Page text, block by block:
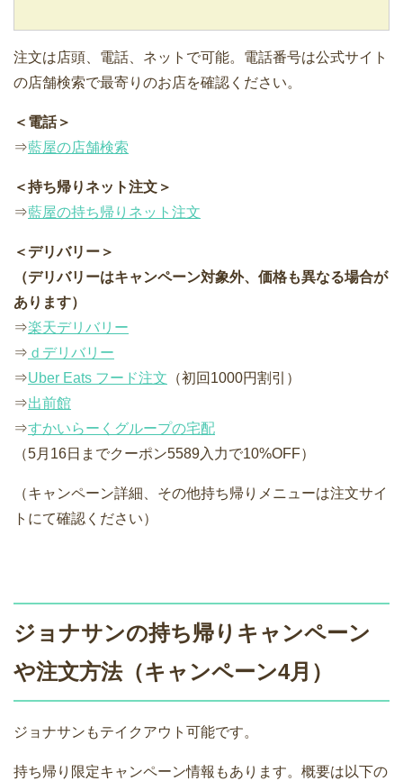
注文は店頭、電話、ネットで可能。電話番号は公式サイト
の店舗検索で最寄りのお店を確認ください。
＜電話＞
⇒藍屋の店舗検索
＜持ち帰りネット注文＞
⇒藍屋の持ち帰りネット注文
＜デリバリー＞
（デリバリーはキャンペーン対象外、価格も異なる場合が
あります）
⇒楽天デリバリー
⇒ ｄデリバリー
⇒Uber Eats フード注文 （初回1000円割引）
⇒出前館
⇒すかいらーくグループの宅配
（5月16日までクーポン5589入力で10%OFF）
（キャンペーン詳細、その他持ち帰りメニューは注文サイ
トにて確認ください）
ジョナサンの持ち帰りキャンペーン
や注文方法（キャンペーン4月）
ジョナサンもテイクアウト可能です。
持ち帰り限定キャンペーン情報もあります。概要は以下の